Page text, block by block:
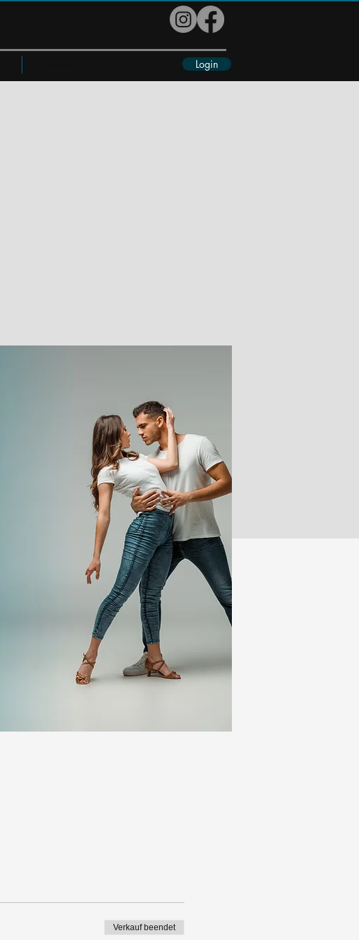
Login
Verkauf beendet